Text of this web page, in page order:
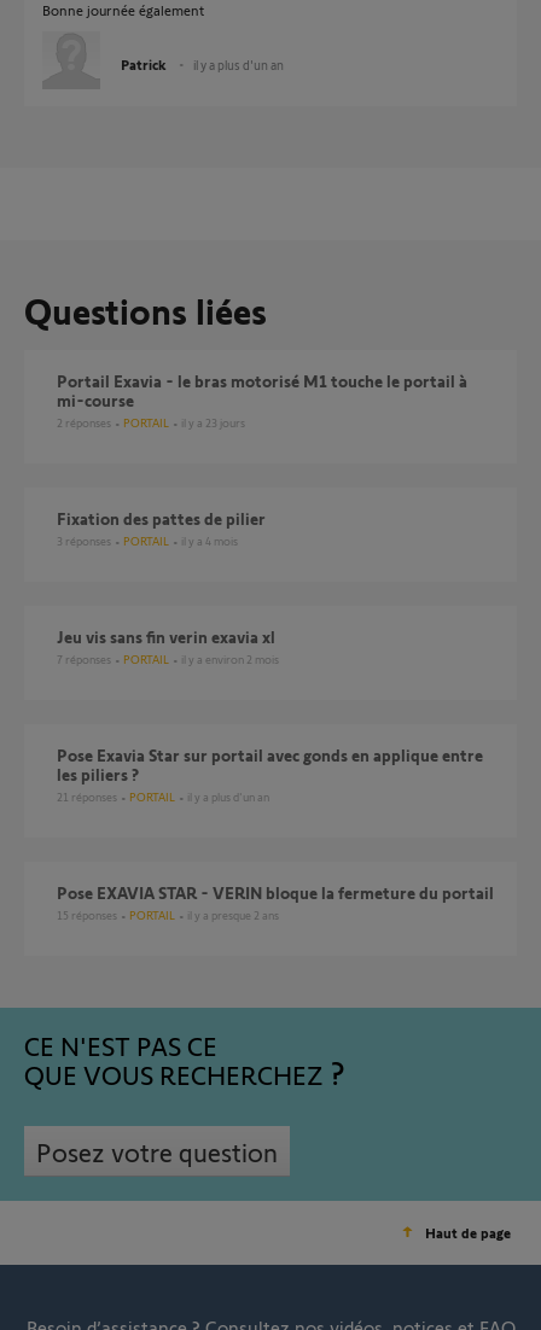
Bonne journée également
Patrick il y a plus d'un an
Questions liées
Portail Exavia - le bras motorisé M1 touche le portail à
mi-course
2 réponses PORTAIL il y a 23 jours
Fixation des pattes de pilier
3 réponses PORTAIL il y a 4 mois
jeu vis sans fin verin exavia xl
7 réponses PORTAIL il y a environ 2 mois
Pose Exavia Star sur portail avec gonds en applique entre
les piliers ?
21 réponses PORTAIL il y a plus d'un an
Pose EXAVIA STAR - VERIN bloque la fermeture du portail
15 réponses PORTAIL il y a presque 2 ans
CE N'EST PAS CE
QUE VOUS RECHERCHEZ
Posez votre question
Haut de page